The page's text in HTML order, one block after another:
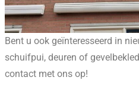
Bent u ook geïnteresseerd in
schuifpui, deuren of
contact met ons op!